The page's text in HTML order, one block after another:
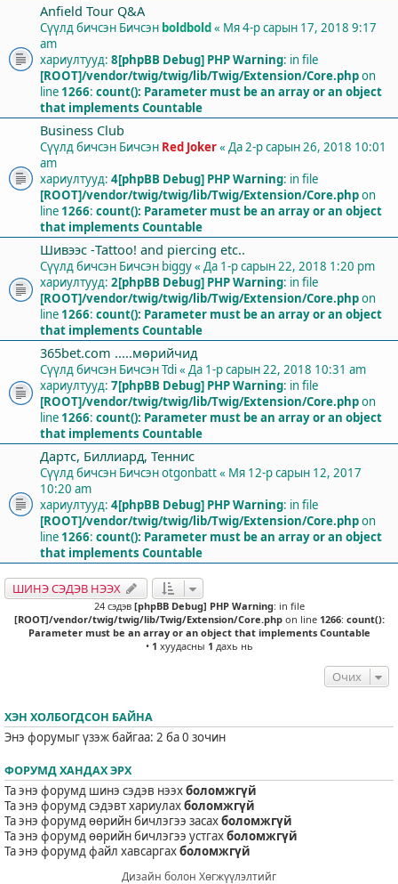
Anfield Tour Q&A
Сүүлд бичсэн Бичсэн boldbold« Мя 4-р сарын 17, 2018 9:17
am
хариултууд: 8[phpBB Debug] PHP Warning: in file
[ROOT]/vendor/twig/twig/lib/Twig/Extension/Core.phpon
line 1266: count(): Parameter must be an array or an object
that implements Countable
Business Club
Сүүлд бичсэн Бичсэн Red Joker« Да 2-р сарын 26, 2018 10:01
am
хариултууд: 4[phpBB Debug] PHP Warning: in file
[ROOT]/vendor/twig/twig/lib/Twig/Extension/Core.phpon
line 1266: count(): Parameter must be an array or an object
that implements Countable
Шивээс -Tattoo! and piercing etc..
Сүүлд бичсэн Бичсэн biggy« Да 1-р сарын 22, 2018 1:20 pm
хариултууд: 2[phpBB Debug] PHP Warning: in file
[ROOT]/vendor/twig/twig/lib/Twig/Extension/Core.phpon
line 1266: count(): Parameter must be an array or an object
that implements Countable
365bet.com .....мөрийчид
Сүүлд бичсэн БичсэнTdi« Да 1-р сарын 22, 2018 10:31 am
хариултууд: 7[phpBB Debug] PHP Warning: in file
[ROOT]/vendor/twig/twig/lib/Twig/Extension/Core.phpon
line 1266: count(): Parameter must be an array or an object
that implements Countable
Дартс, Биллиард, Теннис
Сүүлд бичсэн Бичсэнotgonbatt« Мя 12-р сарын 12, 2017
10:20 am
хариултууд: 4[phpBB Debug] PHP Warning: in file
[ROOT]/vendor/twig/twig/lib/Twig/Extension/Core.phpon
line 1266: count(): Parameter must be an array or an object
that implements Countable
ШИНЭ СЭДЭВ НЭЭХ
24 сэдэв [phpBB Debug] PHP Warning: in file
[ROOT]/vendor/twig/twig/lib/Twig/Extension/Core.phpon line 1266: count():
Parameter must be an array or an object that implements Countable
• 1 хуудасны 1 дахь нь
Очих
ХЭН ХОЛБОГДСОН БАЙНА
Энэ форумыг үзэж байгаа: 2 ба 0 зочин
ФОРУМД ХАНДАХ ЭРХ
Та энэ форумд шинэ сэдэв нээхболомжгүй
Та энэ форумд сэдэвт хариулахболомжгүй
Та энэ форумд өөрийн бичлэгээ засахболомжгүй
Та энэ форумд өөрийн бичлэгээ устгахболомжгүй
Та энэ форумд файл хавсаргахболомжгүй
Дизайн болон Хөгжүүлэлтийг